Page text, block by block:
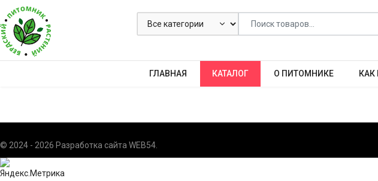
ГЛАВНАЯ КАТАЛОГ О ПИТОМНИКЕ КАК
© 2024 - 2026 Разработка сайта WEB54